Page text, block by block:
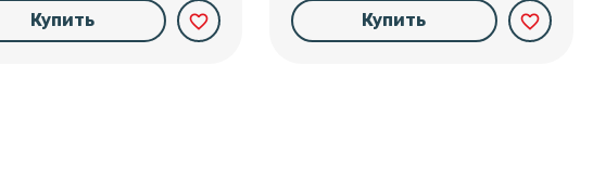
Купить favorite_border Купить favorite_border